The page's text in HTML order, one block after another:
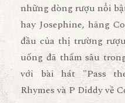
những dòng rượu nổi
hay Josephine, hãng
đầu của thị trường
uống đã thấm sâu
với bài hát "Pass
Rhymes và P Diddy về